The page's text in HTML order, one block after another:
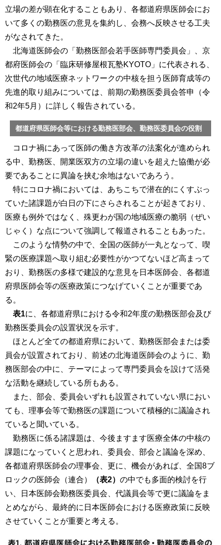
立場の差が顕在化することもあり、各都道府県医師会にお
いて多くの勤務医の意見を集約し、会務へ反映させる工夫
がなされてきた。
北海道医師会の「勤務医部会若手医師専門委員会」、京
都府医師会の「臨床研修屋根瓦塾KYOTO」に代表される、
次世代の地域医療ネットワークの中核を担う医師育成等の
先進的取り組みについては、前期の勤務医委員会答申（令
和2年5月）に詳しく報告されている。
都道府県医師会等における勤務医部会、勤務医委員会の役割
コロナ禍にあって医師の働き方改革の法案化が進められ
る中、勤務医、開業医双方の立場の違いを超えた協働が必
要であることに異論を挟む余地はないであろう。
特にコロナ禍においては、あちこちで潜在的にくすぶっ
ていた諸課題が白日の下にさらされることが起きており、
医療も例外ではなく、殊更わが国の地域医療の脆弱（ぜい
じゃく）な点について強調して報道されることもあった。
このような情勢の中で、全国の医師が一丸となって、喫
緊の医療課題へ取り組む必要性がかつてないほど高まって
おり、勤務医の多様で建設的な意見を日本医師会、各都道
府県医師会等の医療政策につなげていくことが重要であ
る。
表1に、各都道府県における令和2年度の勤務医部会及び
勤務医委員会の設置状況を示す。
ほとんど全ての都道府県において、勤務医部会または委
員会が設置されており、前述の北海道医師会のように、勤
務医部会の中に、テーマによって専門委員会を設けて活発
な活動を継続している所もある。
また、部会、委員会いずれも設置されていない県におい
ても、理事会等で勤務医の課題について積極的に議論され
ていると聞いている。
勤務医に係る諸課題は、今後ますます医療全体の中核の
課題になっていくと思われ、委員会、部会と議論を深め、
各都道府県医師会の理事会、更に、機会があれば、全国8ブ
ロックの医師会（連合）
（表2） の中でも多面的検討を行
い、日本医師会勤務医委員会、代議員会等で更に議論をま
とめながら、最終的に日本医師会における医療政策に反映
させていくことが重要と考える。